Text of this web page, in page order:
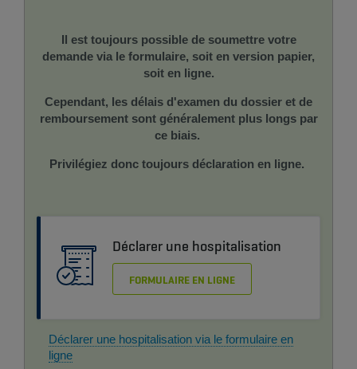
Il est toujours possible de soumettre votre
demande via le formulaire, soit en version papier,
soit en ligne.
Cependant, les délais d'examen du dossier et de
remboursement sont généralement plus longs par
ce biais.
Privilégiez donc toujours déclaration en ligne.
Déclarer une hospitalisation
FORMULAIRE EN LIGNE
Déclarer une hospitalisation via le formulaire en
ligne